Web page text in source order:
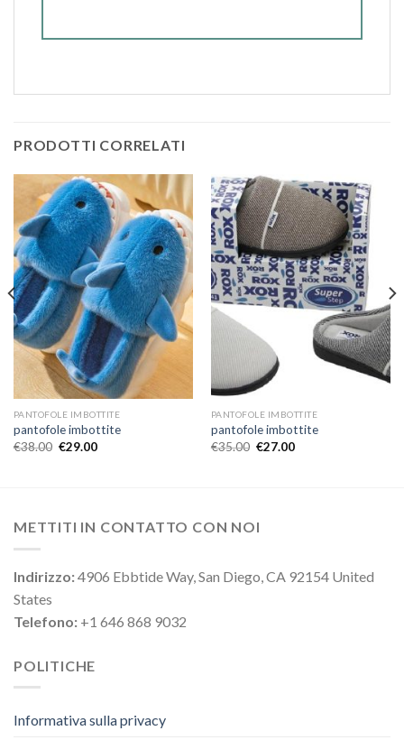
PRODOTTI CORRELATI
PANTOFOLE IMBOTTITE
pantofole imbottite
€38.00 €29.00
PANTOFOLE IMBOTTITE
pantofole imbottite
€35.00 €27.00
METTITI IN CONTATTO CON NOI
Indirizzo:4906 Ebbtide Way, San Diego, CA 92154 United
States
Telefono: +1 646 868 9032
POLITICHE
Informativa sulla privacy